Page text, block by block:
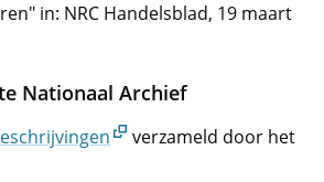
in: NRC Handelsblad, 19 maart
Nationaal Archief
verzameld door het